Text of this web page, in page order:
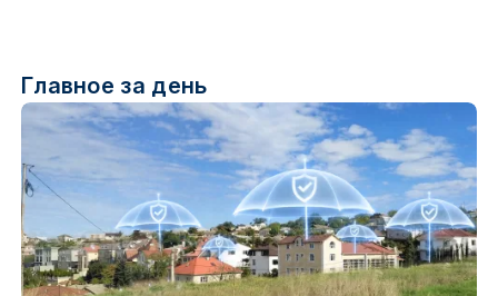
Главное за день